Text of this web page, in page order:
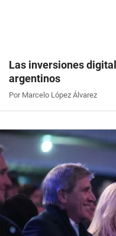
Las inversiones
argentinos
Por Marcelo López Álvarez